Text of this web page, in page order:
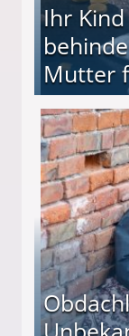
Ihr
Mutter
Mutter